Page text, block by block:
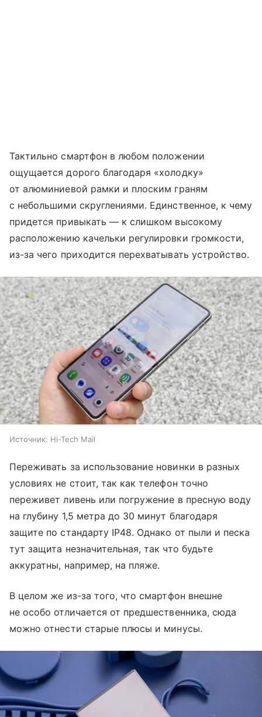
Тактильно смартфон в любом положении
ощущается дорого благодаря «холодку»
от алюминиевой рамки и плоским граням
с небольшими скруглениями. Единственное, к чему
придется привыкать — к слишком высокому
расположению качельки регулировки громкости,
из-за чего приходится перехватывать устройство.
Источник: Hi-Tech Mail
Переживать за использование новинки в разных
условиях не стоит, так как телефон точно
переживет ливень или погружение в пресную воду
на глубину 1,5 метра до 30 минут благодаря
защите по стандарту IP48. Однако от пыли и песка
тут защита незначительная, так что будьте
аккуратны, например, на пляже.
В целом же из-за того, что смартфон внешне
не особо отличается от предшественника, сюда
можно отнести старые плюсы и минусы.